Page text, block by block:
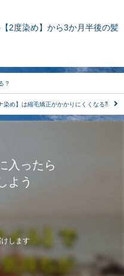
2度染め】から3か月半後の髪
？
染め】は縮毛矯正がかかりにくくなる⁈
入ったら
よう
します